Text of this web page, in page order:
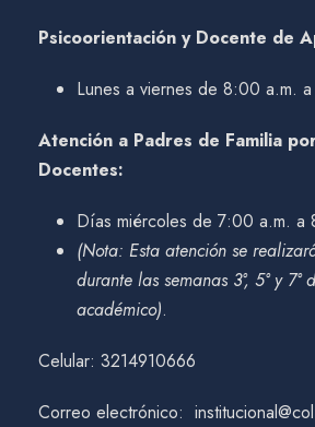
Psicoorientación y Docente de
Lunes a viernes de 8:00 a.m.
Atención a Padres de Familia
Docentes:
Días miércoles de 7:00 a.m. a
(Nota: Esta atención se
durante las semanas 3°, 5° y
académico).
Celular: 3214910666
Correo electrónico: